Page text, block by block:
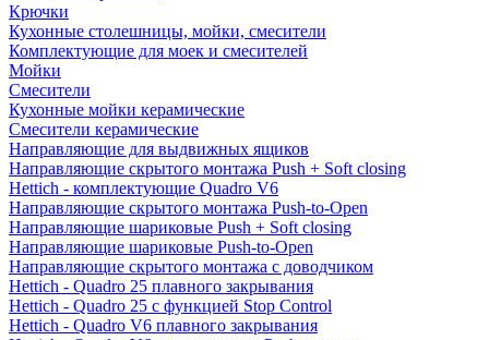
Крючки
Кухонные столешницы, мойки, смесители
Комплектующие для моек и смесителей
Мойки
Смесители
Кухонные мойки керамические
Смесители керамические
Направляющие для выдвижных ящиков
Направляющие скрытого монтажа Push + Soft closing
Hettich - комплектующие Quadro V6
Направляющие скрытого монтажа Push-to-Open
Направляющие шариковые Push + Soft closing
Направляющие шариковые Push-to-Open
Направляющие скрытого монтажа с доводчиком
Hettich - Quadro 25 плавного закрывания
Hettich - Quadro 25 с функцией Stop Control
Hettich - Quadro V6 плавного закрывания